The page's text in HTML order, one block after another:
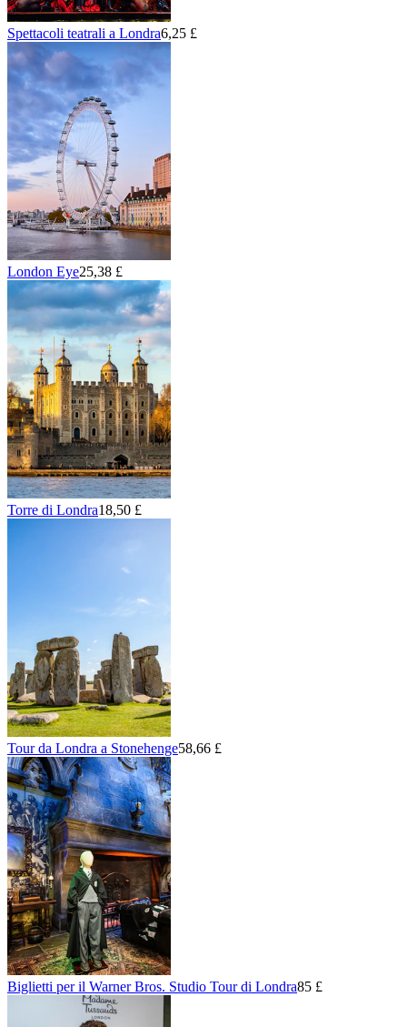
Spettacoli teatrali a Londra6,25 £
London Eye25,38 £
Torre di Londra18,50 £
Tour da Londra a Stonehenge58,66 £
Biglietti per il Warner Bros. Studio Tour di Londra85 £